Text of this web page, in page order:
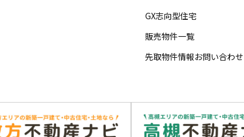
GX志向型住宅
販売物件一覧
先取物件情報お問い合わせ